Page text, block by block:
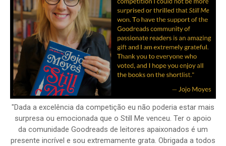
"Dada a excelência da competição eu não poderia estar mais
surpresa ou emocionada que o Still Me venceu. Ter o apoio
da comunidade Goodreads de leitores apaixonados é um
presente incrível e sou extremamente grata. Obrigada a todos